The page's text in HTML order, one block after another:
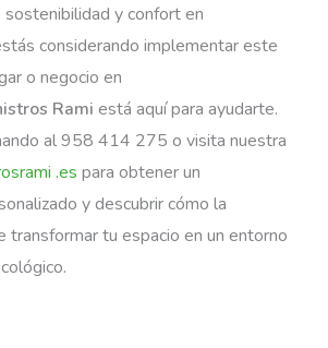
sostenibilidad y confort en
considerando implementar este
o negocio en
Rami está aquí para ayudarte.
al 958 414 275 o visita nuestra
.es para obtener un
y descubrir cómo la
transformar tu espacio en un entorno